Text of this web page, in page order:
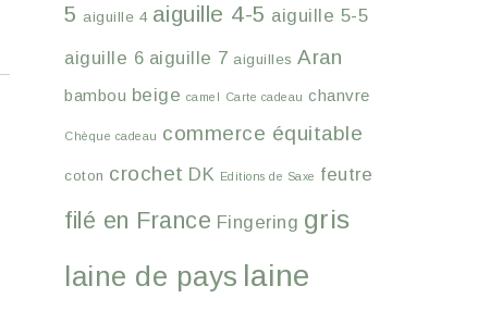
5 aiguille 4 aiguille 4-5 aiguille 5-5
aiguille 6 aiguille 7 aiguilles Aran
bambou beige camel Carte cadeau chanvre
Chèque cadeau commerce équitable
coton crochet DK Editions de Saxe feutre
filé en France Fingering gris
laine de pays laine